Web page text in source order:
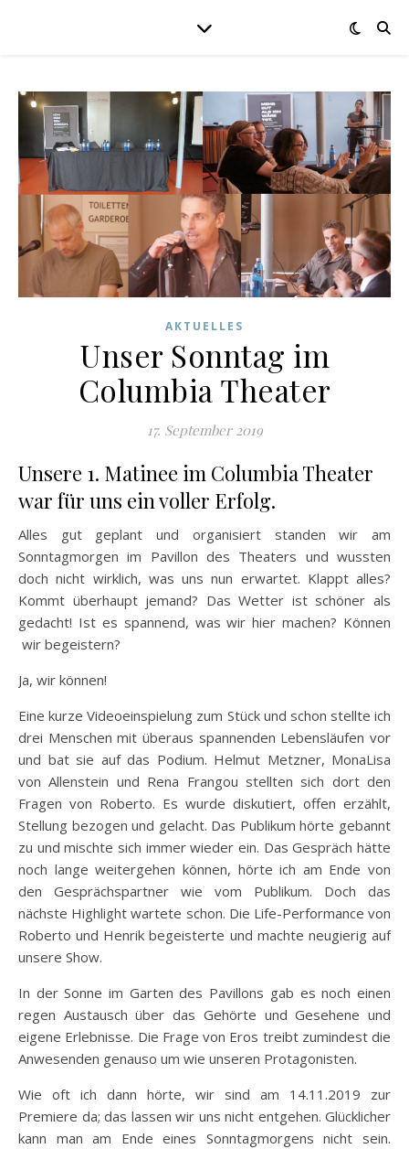
AKTUELLES
Unser Sonntag im
Columbia Theater
17. September 2019
Unsere 1. Matinee im Columbia Theater
war für uns ein voller Erfolg.
Alles gut geplant und organisiert standen wir am
Sonntagmorgen im Pavillon des Theaters und wussten
doch nicht wirklich, was uns nun erwartet. Klappt alles?
Kommt überhaupt jemand? Das Wetter ist schöner als
gedacht! Ist es spannend, was wir hier machen? Können
wir begeistern?
Ja, wir können!
Eine kurze Videoeinspielung zum Stück und schon stellte ich
drei Menschen mit überaus spannenden Lebensläufen vor
und bat sie auf das Podium. Helmut Metzner, MonaLisa
von Allenstein und Rena Frangou stellten sich dort den
Fragen von Roberto. Es wurde diskutiert, offen erzählt,
Stellung bezogen und gelacht. Das Publikum hörte gebannt
zu und mischte sich immer wieder ein. Das Gespräch hätte
noch lange weitergehen können, hörte ich am Ende von
den Gesprächspartner wie vom Publikum. Doch das
nächste Highlight wartete schon. Die Life-Performance von
Roberto und Henrik begeisterte und machte neugierig auf
unsere Show.
In der Sonne im Garten des Pavillons gab es noch einen
regen Austausch über das Gehörte und Gesehene und
eigene Erlebnisse. Die Frage von Eros treibt zumindest die
Anwesenden genauso um wie unseren Protagonisten.
Wie oft ich dann hörte, wir sind am 14.11.2019 zur
Premiere da; das lassen wir uns nicht entgehen. Glücklicher
kann man am Ende eines Sonntagmorgens nicht sein.